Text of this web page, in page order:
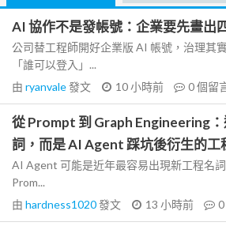
AI 協作不是發帳號：企業要先畫出
公司替工程師開好企業版 AI 帳號，治理其
「誰可以登入」...
由 ryanvale發文 10 小時前 0個留
從 Prompt 到 Graph Engineering
詞，而是 AI Agent 踩坑後衍生的工
AI Agent 可能是近年最容易出現新工程名
Prom...
由 hardness1020發文 13 小時前 0